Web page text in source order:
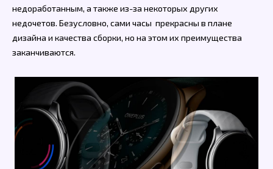
недоработанным, а также из-за некоторых других
недочетов. Безусловно, сами часы прекрасны в плане
дизайна и качества сборки, но на этом их преимущества
заканчиваются.